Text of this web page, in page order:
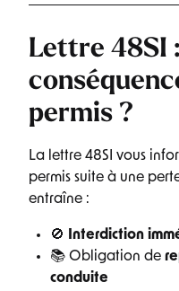
Lettre 48SI
permis ?
La lettre 48SI vous
permis suite à une
entraîne :
🚫
Interdiction
📚 Obligation de
conduite